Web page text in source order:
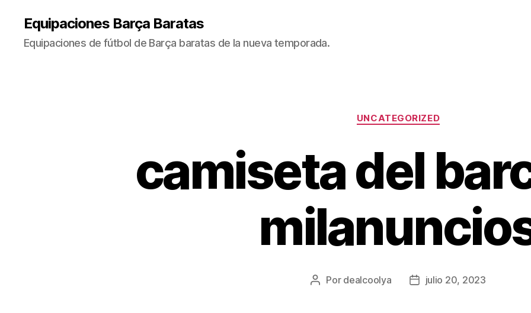
Equipaciones Barça Baratas
Equipaciones de fútbol de Barça baratas de la nueva temporada.
Categorías
UNCATEGORIZED
camiseta del
Autor
Por dealcoolya
Fechajulio 20, 2023